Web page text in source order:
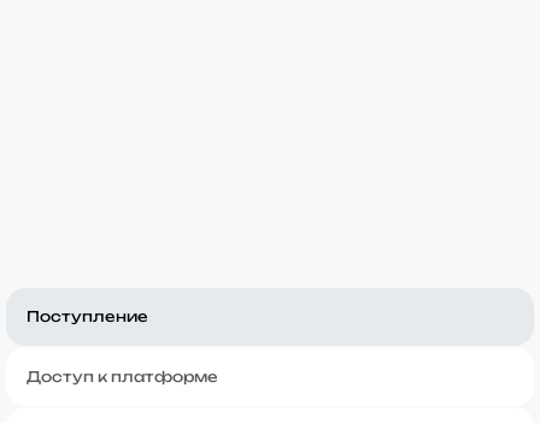
Поступление
Доступ к платформе